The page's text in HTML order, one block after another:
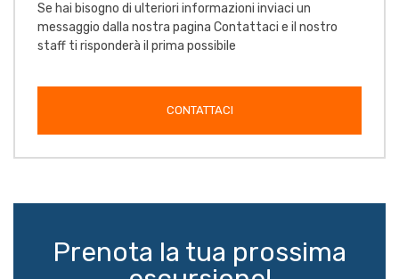
Se hai bisogno di ulteriori informazioni inviaci un
messaggio dalla nostra pagina Contattaci e il nostro
staff ti risponderà il prima possibile
CONTATTACI
Prenota la tua prossima